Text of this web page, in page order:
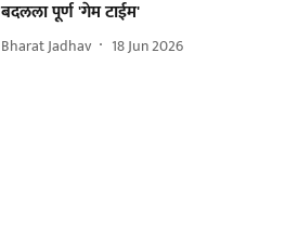
बदलला पूर्ण 'गेम टाईम'
Bharat Jadhav 18 Jun 2026